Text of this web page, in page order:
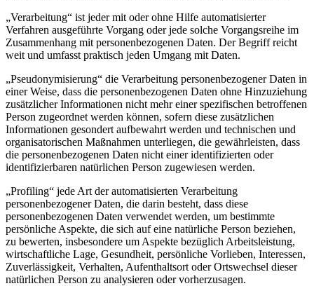
„Verarbeitung“ ist jeder mit oder ohne Hilfe automatisierter
Verfahren ausgeführte Vorgang oder jede solche Vorgangsreihe im
Zusammenhang mit personenbezogenen Daten. Der Begriff reicht
weit und umfasst praktisch jeden Umgang mit Daten.
„Pseudonymisierung“ die Verarbeitung personenbezogener Daten in
einer Weise, dass die personenbezogenen Daten ohne Hinzuziehung
zusätzlicher Informationen nicht mehr einer spezifischen betroffenen
Person zugeordnet werden können, sofern diese zusätzlichen
Informationen gesondert aufbewahrt werden und technischen und
organisatorischen Maßnahmen unterliegen, die gewährleisten, dass
die personenbezogenen Daten nicht einer identifizierten oder
identifizierbaren natürlichen Person zugewiesen werden.
„Profiling“ jede Art der automatisierten Verarbeitung
personenbezogener Daten, die darin besteht, dass diese
personenbezogenen Daten verwendet werden, um bestimmte
persönliche Aspekte, die sich auf eine natürliche Person beziehen,
zu bewerten, insbesondere um Aspekte bezüglich Arbeitsleistung,
wirtschaftliche Lage, Gesundheit, persönliche Vorlieben, Interessen,
Zuverlässigkeit, Verhalten, Aufenthaltsort oder Ortswechsel dieser
natürlichen Person zu analysieren oder vorherzusagen.